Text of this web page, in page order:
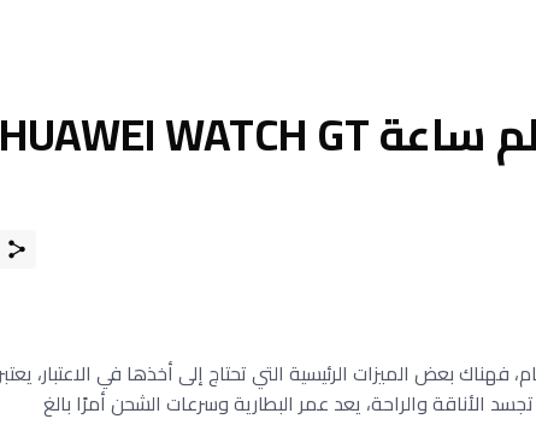
أفضل ساعات العالم ساعة HUAWEI WATCH GT